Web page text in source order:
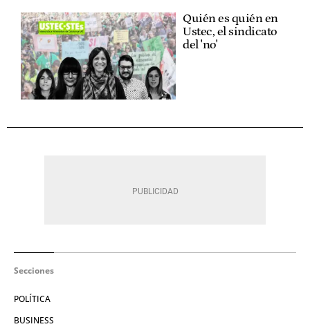
Quién es quién en
Ustec, el sindicato
del 'no'
Secciones
POLÍTICA
BUSINESS